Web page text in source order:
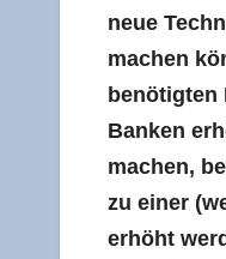
neue
machen
benö­tig­ten
Ban­ken
machen,
zu einer
erhöht